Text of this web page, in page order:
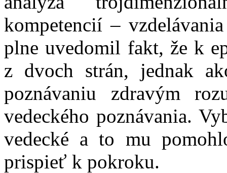
kompetencií –
plne uvedomil fakt, že k
z dvoch strán, jednak
poznávaniu zdravým
vedeckého poznávania.
vedecké a to mu
prispieť k pokroku.